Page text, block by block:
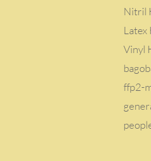
Nitril
Latex
Vinyl
ffp2-